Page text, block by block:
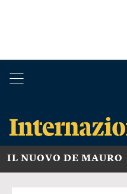
IL NUOVO DE MAURO